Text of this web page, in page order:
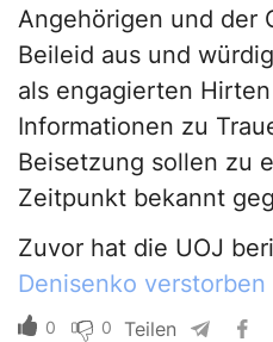
Angehörigen und der
Beileid aus und
als engagierten
Informationen zu
Beisetzung sollen zu
Zeitpunkt bekannt
Zuvor hat die UOJ
Denisenko verstorben
0 0 Teilen